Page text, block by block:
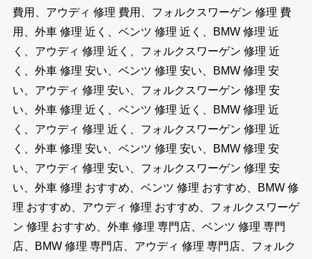
費用、アウディ 修理 費用、フォルクスワーゲン 修理 費
用、外車 修理 近く、ベンツ 修理 近く、BMW 修理 近
く、アウディ 修理 近く、フォルクスワーゲン 修理 近
く、外車 修理 安い、ベンツ 修理 安い、BMW 修理 安
い、アウディ 修理 安い、フォルクスワーゲン 修理 安
い、外車 修理 近く、ベンツ 修理 近く、BMW 修理 近
く、アウディ 修理 近く、フォルクスワーゲン 修理 近
く、外車 修理 安い、ベンツ 修理 安い、BMW 修理 安
い、アウディ 修理 安い、フォルクスワーゲン 修理 安
い、外車 修理 おすすめ、ベンツ 修理 おすすめ、BMW 修
理 おすすめ、アウディ 修理 おすすめ、フォルクスワーゲ
ン 修理 おすすめ、外車 修理 専門店、ベンツ 修理 専門
店、BMW 修理 専門店、アウディ 修理 専門店、フォルク